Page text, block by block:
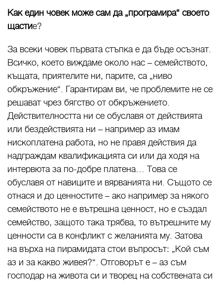
Как един човек може сам да „програмира“ своето
щастие?
За всеки човек първата стъпка е да бъде осъзнат.
Всичко, което виждаме около нас – семейството,
къщата, приятелите ни, парите, са „ниво
обкръжение“. Гарантирам ви, че проблемите не се
решават чрез бягство от обкръжението.
Действителността ни се обуславя от действията
или бездействията ни – например аз имам
нископлатена работа, но не правя действия да
надграждам квалификацията си или да ходя на
интервюта за по-добре платена… Това се
обуславя от навиците и вярванията ни. Същото се
отнася и до ценностите – ако например за някого
семейството не е вътрешна ценност, но е създал
семейство, защото така трябва, то вътрешните му
ценности са в конфликт с желанията му. Затова
на върха на пирамидата стои въпросът: „Кой съм
аз и за какво живея?“. Отговорът е – аз съм
господар на живота си и творец на собствената си